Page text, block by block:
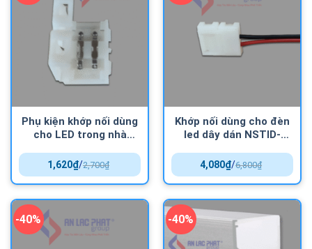
Phụ kiện khớp nối dùng
cho LED trong nhà
2,700₫
/
1,620₫
Khớp nối dùng cho đèn
led dây dán NSTID-
6,800₫
/
4,080₫
-40% -40%